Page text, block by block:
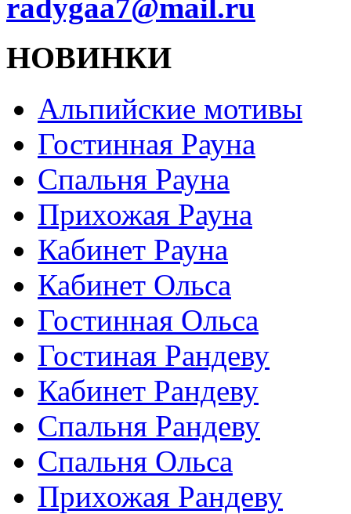
radygaa7@mail.ru
НОВИНКИ
Альпийские мотивы
Гостинная Рауна
Спальня Рауна
Прихожая Рауна
Кабинет Рауна
Кабинет Ольса
Гостинная Ольса
Гостиная Рандеву
Кабинет Рандеву
Спальня Рандеву
Спальня Ольса
Прихожая Рандеву